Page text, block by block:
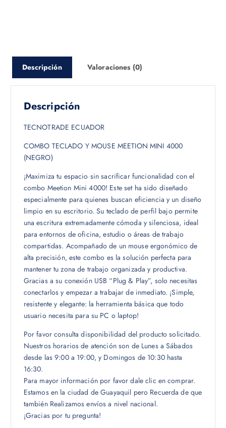
Descripción Valoraciones (0)
Descripción
TECNOTRADE ECUADOR
COMBO TECLADO Y MOUSE MEETION MINI 4000
(NEGRO)
¡Maximiza tu espacio sin sacrificar funcionalidad con el
combo Meetion Mini 4000! Este set ha sido diseñado
especialmente para quienes buscan eficiencia y un diseño
limpio en su escritorio. Su teclado de perfil bajo permite
una escritura extremadamente cómoda y silenciosa, ideal
para entornos de oficina, estudio o áreas de trabajo
compartidas. Acompañado de un mouse ergonómico de
alta precisión, este combo es la solución perfecta para
mantener tu zona de trabajo organizada y productiva.
Gracias a su conexión USB “Plug & Play”, solo necesitas
conectarlos y empezar a trabajar de inmediato. ¡Simple,
resistente y elegante: la herramienta básica que todo
usuario necesita para su PC o laptop!
Por favor consulta disponibilidad del producto solicitado.
Nuestros horarios de atención son de Lunes a Sábados
desde las 9:00 a 19:00, y Domingos de 10:30 hasta
16:30.
Para mayor información por favor dale clic en comprar.
Estamos en la ciudad de Guayaquil pero Recuerda de que
también Realizamos envíos a nivel nacional.
¡Gracias por tu pregunta!